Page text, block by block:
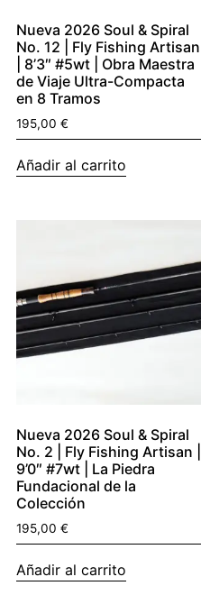
Nueva 2026 Soul & Spiral
No. 12 | Fly Fishing Artisan
| 8’3″ #5wt | Obra Maestra
de Viaje Ultra-Compacta
en 8 Tramos
195,00 €
Añadir al carrito
Nueva 2026 Soul & Spiral
No. 2 | Fly Fishing Artisan |
9’0″ #7wt | La Piedra
Fundacional de la
Colección
195,00 €
Añadir al carrito